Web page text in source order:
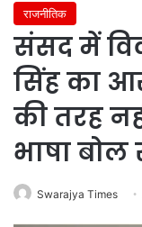
राजनीतिक
संसद में
सिंह का
की तरह
भाषा बोल
Swarajya Times